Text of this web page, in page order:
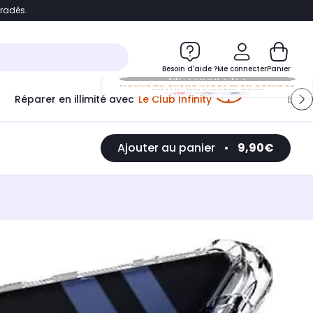
Accéder directement au chatbot
Besoin d'aide ?Me connecter
Me connecter
Nouveau client Créer mon compte
ou me connecter avec
Panier
Réparer en illimité avec Le Club Infinity
Ajouter au panier • 9,90€